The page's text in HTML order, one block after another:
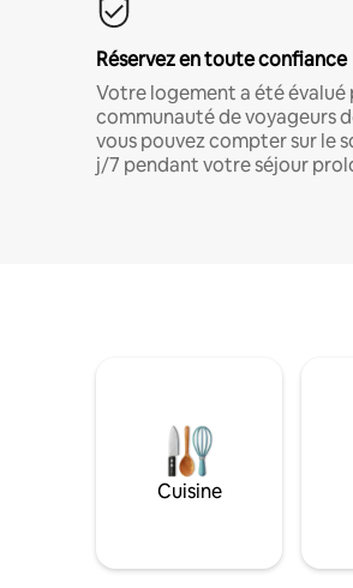
Réservez en toute confiance
Votre logement a été évalué
communauté de voyageurs
vous pouvez compter sur le
j/7 pendant votre séjour
Cuisine